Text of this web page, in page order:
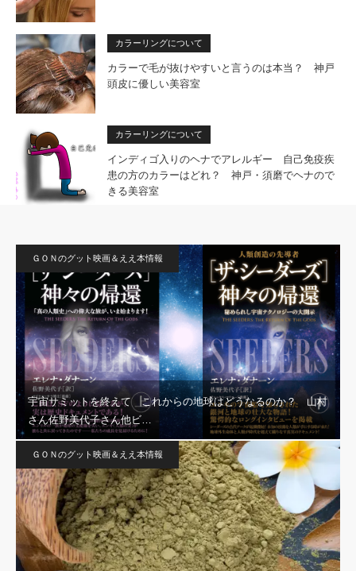
カラーリングについて
カラーで毛が抜けやすいと言うのは本当？ 神戸
頭皮に優しい美容室
カラーリングについて
インディゴ入りのヘナでアレルギー 自己免疫疾
患の方のカラーはどれ？ 神戸・須磨でヘナので
きる美容室
ＧＯＮのグット映画＆ええ本情報
宇宙サミットを終えて これからの地球はどうなるのか？ 山村
さん佐野美代子さん他ビ…
ＧＯＮのグット映画＆ええ本情報